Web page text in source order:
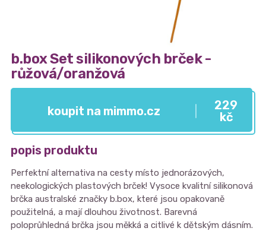
b.box Set silikonových brček -
růžová/oranžová
koupit na mimmo.cz
229
kč
popis produktu
Perfektní alternativa na cesty místo jednorázových,
neekologických plastových brček! Vysoce kvalitní silikonová
brčka australské značky b.box, které jsou opakovaně
použitelná, a mají dlouhou životnost. Barevná
poloprůhledná brčka jsou měkká a citlivé k dětským dásním.